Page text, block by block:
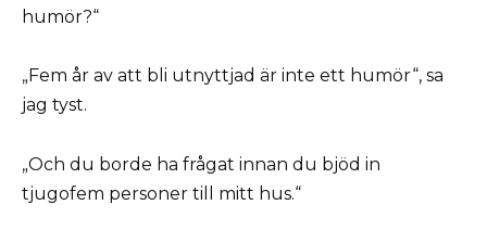
humör?“
„Fem år av att bli utnyttjad är inte ett humör“, sa
jag tyst.
„Och du borde ha frågat innan du bjöd in
tjugofem personer till mitt hus.“